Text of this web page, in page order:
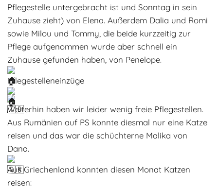
Pflegestelle untergebracht ist und Sonntag in sein
Zuhause zieht) von Elena. Außerdem Dalia und Romi
sowie Milou und Tommy, die beide kurzzeitig zur
Pflege aufgenommen wurde aber schnell ein
Zuhause gefunden haben, von Penelope.
Pflegestelleneinzüge
Weiterhin haben wir leider wenig freie Pflegestellen.
Aus Rumänien auf PS konnte diesmal nur eine Katze
reisen und das war die schüchterne Malika von
Dana.
Aus Griechenland konnten diesen Monat Katzen
reisen: